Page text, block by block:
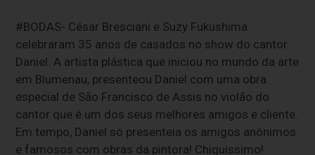
#BODAS- César Bresciani e Suzy Fukushima
celebraram 35 anos de casados no show do cantor
Daniel. A artista plástica que iniciou no mundo da arte
em Blumenau, presenteou Daniel com uma obra
especial de São Francisco de Assis no violão do
cantor que é um dos seus melhores amigos e cliente.
Em tempo, Daniel só presenteia os amigos anônimos
e famosos com obras da pintora! Chiquissimo!